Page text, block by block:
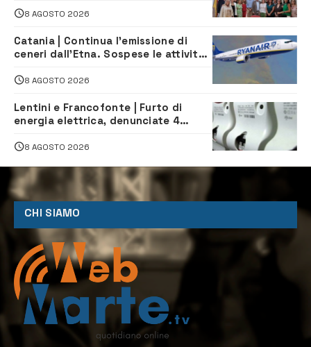
Servizio Legale
8 AGOSTO 2026
Catania | Continua l’emissione di
ceneri dall’Etna. Sospese le attività
8 AGOSTO 2026
Lentini e Francofonte | Furto di
energia elettrica, denunciate 4
8 AGOSTO 2026
CHI SIAMO